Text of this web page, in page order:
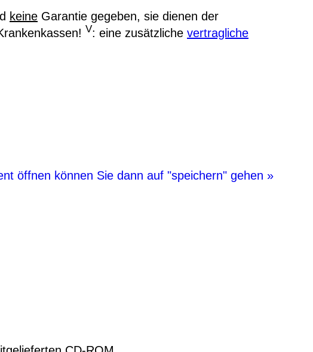
keine Garantie gegeben, sie dienen der
V: eine zusätzliche vertragliche
öffnen können Sie dann auf "speichern" gehen »